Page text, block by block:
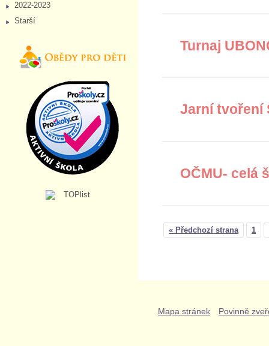
2022-2023
Starší
Turnaj
Jarní tvoření
OČMU- celá
« Předchozí strana 1
Mapa stránek Povinně